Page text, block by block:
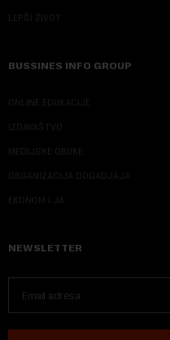
LEPŠI ŽIVOT
BUSSINES INFO GROUP
ONLINE EDUKACIJE
IZDAVAŠTVO
MEDIJSKE OBUKE
ORGANIZACIJA DOGADJAJA
EKONOM I JA
NEWSLETTER